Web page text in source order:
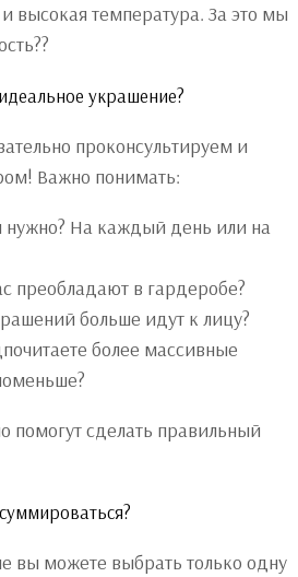
высокая температура. За это мы
украшение?
проконсультируем и
Важно понимать:
нужно? На каждый день или на
преобладают в гардеробе?
больше идут к лицу?
более массивные
помогут сделать правильный
вы можете выбрать только одну